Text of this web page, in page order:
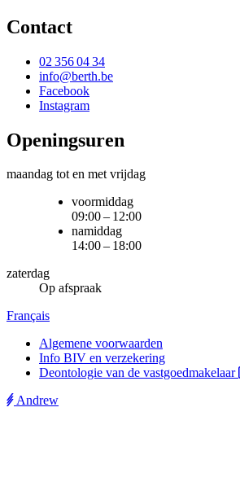
Contact
02 356 04 34
info@berth.be
Facebook
Instagram
Openingsuren
maandag tot en met vrijdag
voormiddag
09:00 – 12:00
namiddag
14:00 – 18:00
zaterdag
Op afspraak
Français
Algemene voorwaarden
Info BIV en verzekering
Deontologie van de vastgoedmakelaar
Andrew